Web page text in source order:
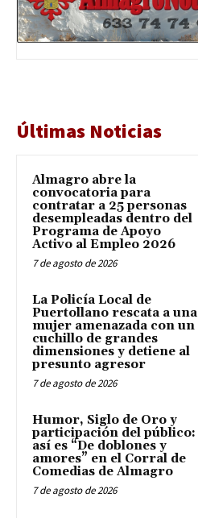
Últimas Noticias
Almagro abre la
convocatoria para
contratar a 25 personas
desempleadas dentro del
Programa de Apoyo
Activo al Empleo 2026
7 de agosto de 2026
La Policía Local de
Puertollano rescata a una
mujer amenazada con un
cuchillo de grandes
dimensiones y detiene al
presunto agresor
7 de agosto de 2026
Humor, Siglo de Oro y
participación del público:
así es “De doblones y
amores” en el Corral de
Comedias de Almagro
7 de agosto de 2026